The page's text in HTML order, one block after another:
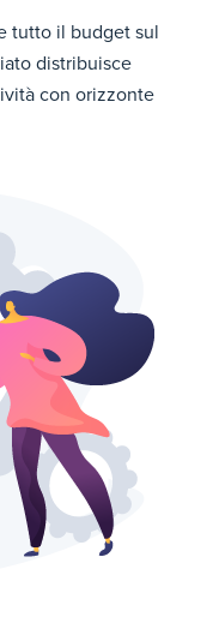
tutto il budget sul
distribuisce
con orizzonte